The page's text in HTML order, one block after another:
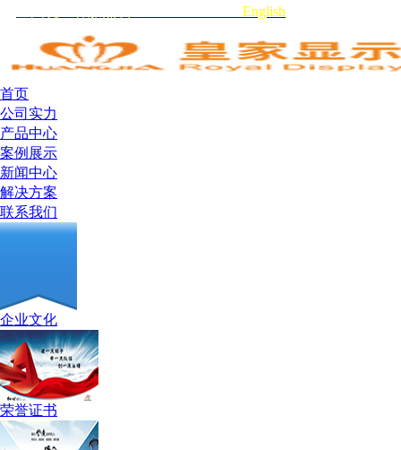
English
首页
公司实力
产品中心
案例展示
新闻中心
解决方案
联系我们
企业文化
荣誉证书